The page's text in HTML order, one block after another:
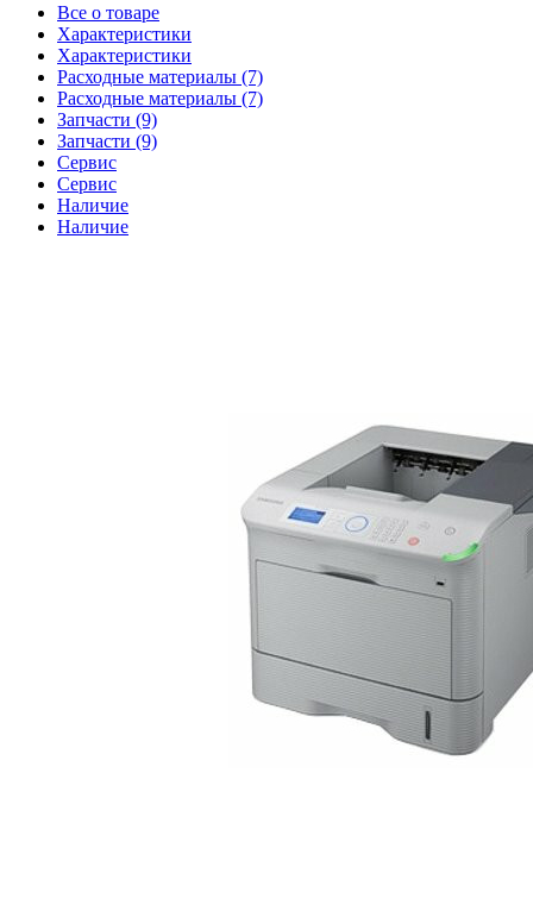
Все о товаре
Характеристики
Характеристики
Расходные материалы (7)
Расходные материалы (7)
Запчасти (9)
Запчасти (9)
Сервис
Сервис
Наличие
Наличие